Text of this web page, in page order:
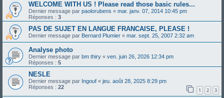
WELCOME WITH US ! Please read those basic rules...
Dernier message par paolorubens « mar. janv. 07, 2014 10:45 pm
Réponses : 3
PAS DE SUJET EN LANGUE FRANCAISE, PLEASE !
Dernier message par Bernard Plumier « mar. sept. 25, 2007 2:32 am
Analyse photo
Dernier message par bm thiry « ven. juin 26, 2026 12:34 pm
Réponses : 5
NESLE
Dernier message par Ingouf « jeu. août 28, 2025 8:29 pm
Réponses : 22 1 2 3